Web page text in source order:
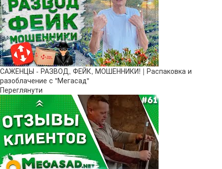
САЖЕНЦЫ - РАЗВОД, ФЕЙК, МОШЕННИКИ! | Распаковка и
разоблачение с "Мегасад"
Переглянути